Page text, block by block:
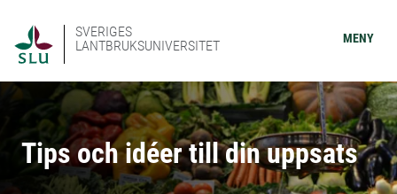
SVERIGES
LANTBRUKSUNIVERSITET
MENY
Tips och idéer till din uppsats